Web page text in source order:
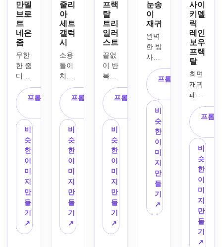
만델
브로
트
네온
줌
무한
한 줌
디테
중앙
구성,
빛나
는 네
온 가
장자
리,
일렉
트릭
블루
와 마
젠타
하이
라이
프롬프트 복
비
슷
한
이
미
지
만
들
기
↗
줄리
아
세트
갤럭
시
소용
돌이
치는
재귀
곡선,
우아
한 방
사형
구성,
보라
색 파
란색
과 분
홍색
그라
데이
별이
프롬프트 복
비
슷
한
이
미
지
만
들
기
↗
프랙
탈
트리
일러
스트
끝없
이 반
복되
는 가
지,
균형
잡힌
수직
구성,
팔다
리를
따라
빛나
는 황
금빛,
어두
운 네
이비
프롬프트 복
비
슷
한
이
미
지
만
들
기
↗
눈송
이
재귀
완벽
한 방
사형
대칭,
중심
매크
로 구
성,
얼음
같은
파란
색과
은색
팔레
서리
같은
질감,
프롬프트 복
비
슷
한
이
미
지
만
들
기
↗
사이
키델
릭
레인
보우
프랙
탈
최면
재귀
패턴,
무지
개 그
라데
이션,
빛나
는 유
선,
포화
마젠
타 시
안 노
란색
과 녹
프롬
비
슷
한
이
미
지
만
들
기
↗